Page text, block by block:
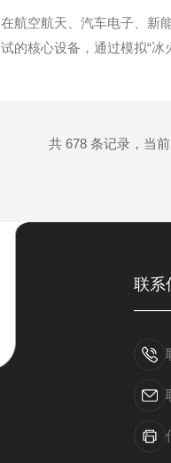
在航空航天、汽车电子、新
试的核心设备，通过模拟“
共 678 条记录，当
联系